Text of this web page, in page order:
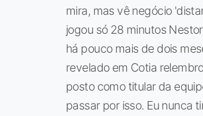
mira, mas vê negócio
jogou só 28 minutos
há pouco mais de dois
revelado em Cotia
posto como titular da
passar por isso. Eu nunca